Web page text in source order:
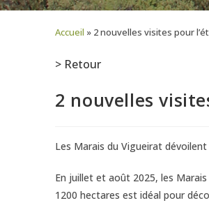
Accueil » 2 nouvelles visites pour
> Retour
2 nouvelles
Les Marais du Vigueirat
En juillet et août 2025, les
1200 hectares est idéal pour